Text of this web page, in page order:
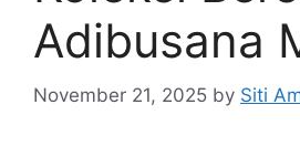
Adibusana
November 21, 2025 by Siti